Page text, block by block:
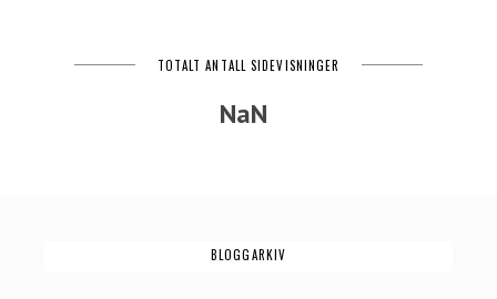
TOTALT ANTALL SIDEVISNINGER
NaN
BLOGGARKIV